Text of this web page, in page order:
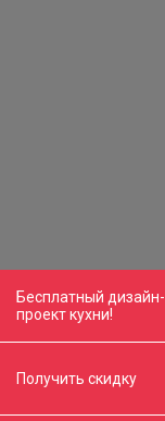
Бесплатный дизайн-
проект кухни!
Получить скидку